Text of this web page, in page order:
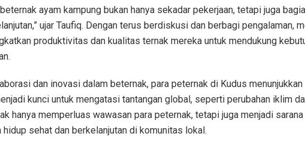
ayam kampung bukan hanya sekadar pekerjaan, tetapi juga
ujar Taufiq. Dengan terus berdiskusi dan berbagi pengalaman,
produktivitas dan kualitas ternak mereka untuk mendukung
dan inovasi dalam beternak, para peternak di Kudus menunjukkan
kunci untuk mengatasi tantangan global, seperti perubahan iklim
hanya memperluas wawasan para peternak, tetapi juga menjadi sarana
sehat dan berkelanjutan di komunitas lokal.